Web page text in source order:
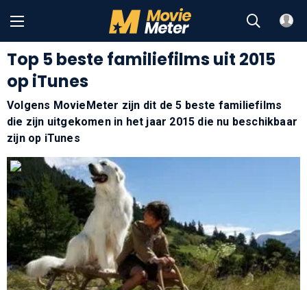
Top 5 beste familiefilms uit 2015
op iTunes
Volgens MovieMeter zijn dit de 5 beste familiefilms
die zijn uitgekomen in het jaar 2015 die nu beschikbaar
zijn op iTunes